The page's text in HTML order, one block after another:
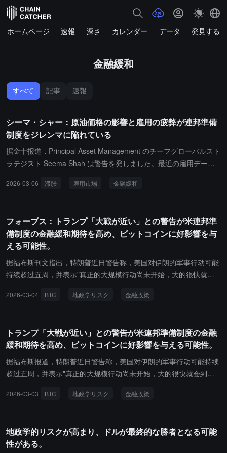
ホームページ 速報 深さ カレンダー データ 発見する
金融緩和
すべて 記事 速報
シーマ・シャー：原油価格の影響と雇用の疲弊が連邦準備
制度をジレンマに陥れている
据金十报道，Principal Asset Management のチーフグローバルスト
ラテジスト Seema Shah は警告を発しました。最近の雇用データ
ります。雇用市場の冷却は経済リスクの上昇を示唆していますが、
ン傾向の出現は市場にとって不安な展開であると述べました。
2026-03-06 滞胀 雇用市場 金融緩和
フォーブス：トランプ「大戦が近い」との警告が米連邦準
備制度の金融緩和期待を高め、ビットコインに好影響を与
える可能性。
据福布斯刊文指出，特朗普近日警告称，美国对伊朗的军事行动可能
持续超过五周，并表示"真正的大规模行动尚未开始，大的很快就会
米連邦準備制度が金融政策を緩和する可能性や、大規模な流動性供
過激な予測では、ビットコインが年内に20万〜50万ドルの高値を突
破する可能性があるとされています。また、人工知能が引き起こす
潜在的な金融危機は、2008年よりも深刻な影響をもたらす可能性が
あり、同様にビットコインの歴史的な高値を押し上げる要因となる
て金融政策の転換が、現在の市場でビットコインの上昇に賭ける重
2026-03-04 BTC 地政学リスク 金融政策
トランプ「大戦が近い」との警告が米連邦準備制度の金融
緩和期待を高め、ビットコインに好影響を与える可能性。
据福布斯报道，特朗普近日警告称，美国对伊朗的军事行动可能持续
超过五周，并表示"真正的大规模行动尚未开始，大的很快就会到
加美联储放松货币政策甚至重启大规模流动性投放的概率，或将利好
年更严重的冲击，同样利于推动比特币创下历史新高。分析人士指
出，地缘政治风险、财政扩张预期及货币政策转向，正成为当前市场
2026-03-03 BTC 地政学リスク 金融政策
地政学的リスクが高まり、ドルが最終的な勝者となる可能
性がある。